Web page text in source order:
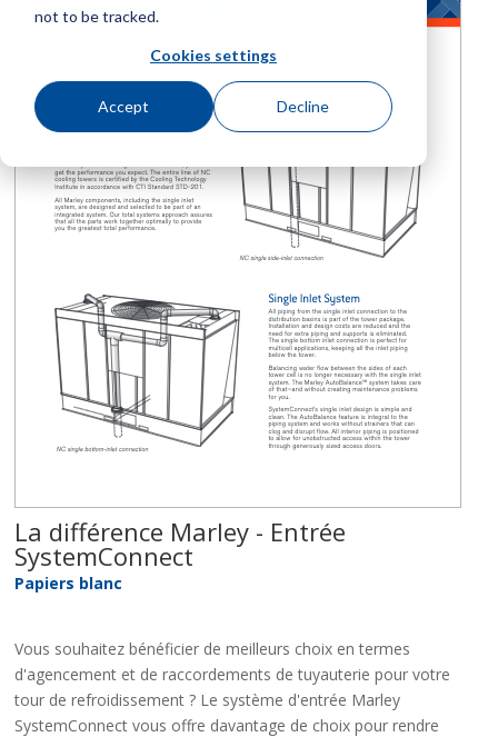
not to be tracked.
Cookies settings
Accept Decline
La différence Marley - Entrée
SystemConnect
Papiers blanc
Vous souhaitez bénéficier de meilleurs choix en termes
d'agencement et de raccordements de tuyauterie pour votre
tour de refroidissement ? Le système d'entrée Marley
SystemConnect vous offre davantage de choix pour rendre